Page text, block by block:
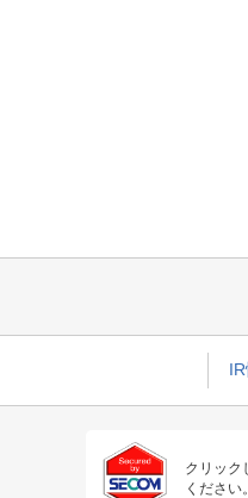
クリック
ください。